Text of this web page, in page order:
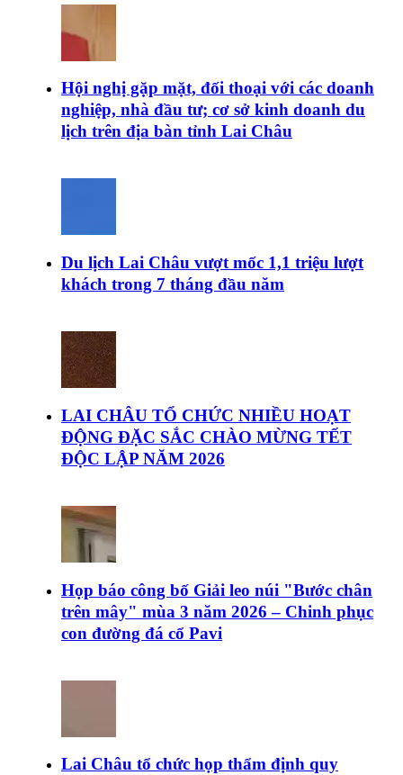
Hội nghị gặp mặt, đối thoại với các doanh
nghiệp, nhà đầu tư; cơ sở kinh doanh du
lịch trên địa bàn tỉnh Lai Châu
Du lịch Lai Châu vượt mốc 1,1 triệu lượt
khách trong 7 tháng đầu năm
LAI CHÂU TỔ CHỨC NHIỀU HOẠT
ĐỘNG ĐẶC SẮC CHÀO MỪNG TẾT
ĐỘC LẬP NĂM 2026
Họp báo công bố Giải leo núi "Bước chân
trên mây" mùa 3 năm 2026 – Chinh phục
con đường đá cổ Pavi
Lai Châu tổ chức họp thẩm định quy